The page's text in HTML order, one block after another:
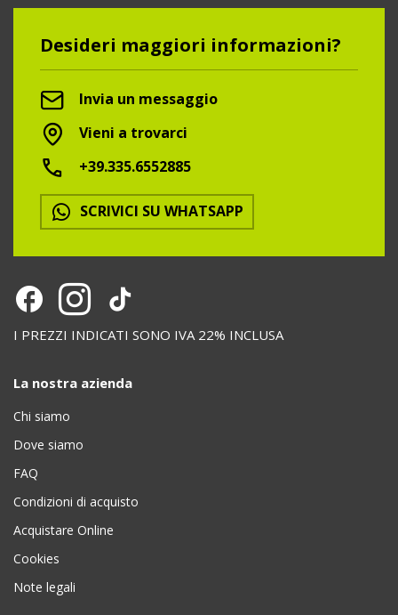
Desideri maggiori informazioni?
Invia un messaggio
Vieni a trovarci
+39.335.6552885
SCRIVICI SU WHATSAPP
I PREZZI INDICATI SONO IVA 22% INCLUSA
La nostra azienda
Chi siamo
Dove siamo
FAQ
Condizioni di acquisto
Acquistare Online
Cookies
Note legali